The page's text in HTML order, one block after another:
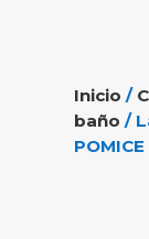
Inicio /
baño /